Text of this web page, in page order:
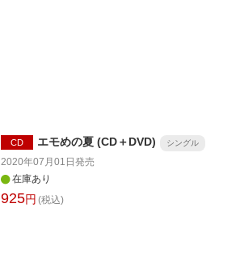
CD エモめの夏 (CD＋DVD) シングル
2020年07月01日発売
在庫あり
925円 (税込)